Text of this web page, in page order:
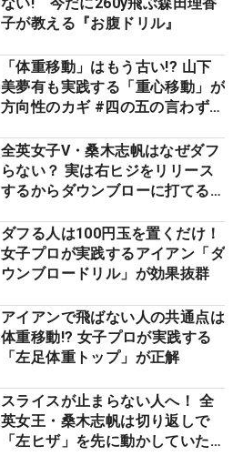
ない! 今だに260y飛ぶ森田理香
子が教える『お腹ドリル』
「体重移動」はもう古い!? 山下
美夢有も実践する「重心移動」が
方向性のカギ #四の五の言わず振
全英女子V・桑木志帆はなぜダフ
らない？ 実は右ヒジをリリース
するからダウンブローに打てる #
ダフる人は100円玉を置くだけ！
女子プロが実践するアイアン「ダ
ウンブロードリル」が効果抜群
アイアンで飛ばない人の共通点は
体重移動!? 女子プロが実践する
「左足体重トップ」が正解
スライスが止まらない人へ！ 全
英女王・桑木志帆は切り返しで
「左ヒザ」を先に動かしていた